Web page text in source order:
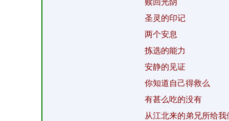
赎回光阴
圣灵的印记
两个安息
拣选的能力
安静的见证
你知道自己得救么
有甚么吃的没有
从江北来的弟兄所给我